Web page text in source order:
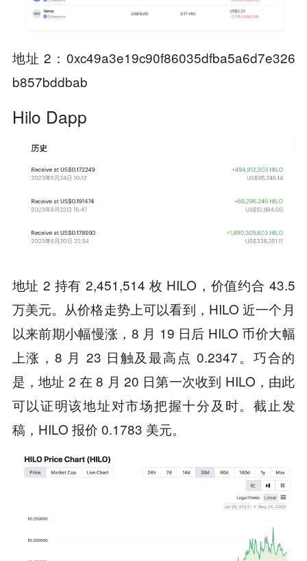
地址 2：0xc49a3e19c90f86035dfba5a6d7e326
b857bddbab
Hilo Dapp
地址 2 持有 2,451,514 枚 HILO，价值约合 43.5
万美元。从价格走势上可以看到，HILO 近一个月
以来前期小幅慢涨，8 月 19 日后 HILO 币价大幅
上涨，8 月 23 日触及最高点 0.2347。巧合的
是，地址 2 在 8 月 20 日第一次收到 HILO，由此
可以证明该地址对市场把握十分及时。截止发
稿，HILO 报价 0.1783 美元。